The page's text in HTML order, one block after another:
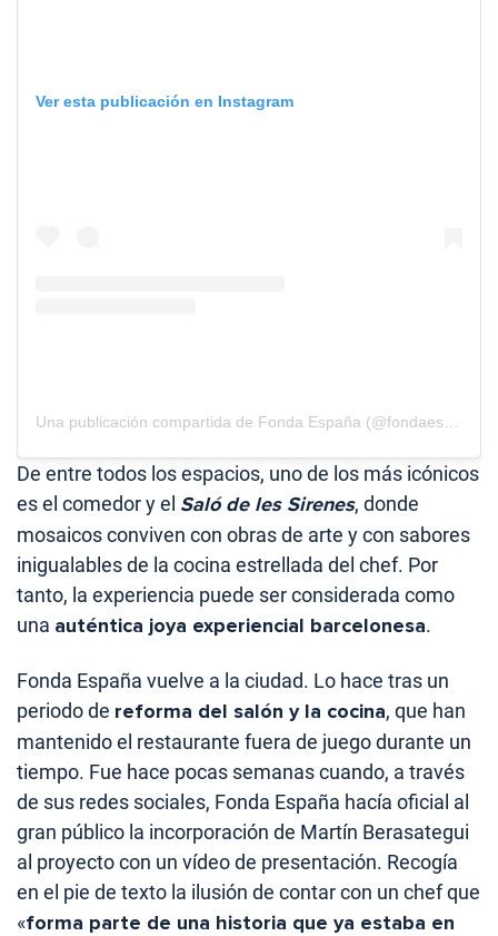
Ver esta publicación en Instagram
De entre todos los espacios, uno de los más icónicos
es el comedor y el Saló de les Sirenes, donde
mosaicos conviven con obras de arte y con sabores
inigualables de la cocina estrellada del chef. Por
tanto, la experiencia puede ser considerada como
una auténtica joya experiencial barcelonesa.
Fonda España vuelve a la ciudad. Lo hace tras un
periodo de reforma del salón y la cocina, que han
mantenido el restaurante fuera de juego durante un
tiempo. Fue hace pocas semanas cuando, a través
de sus redes sociales, Fonda España hacía oficial al
gran público la incorporación de Martín Berasategui
al proyecto con un vídeo de presentación. Recogía
en el pie de texto la ilusión de contar con un chef que
«forma parte de una historia que ya estaba en